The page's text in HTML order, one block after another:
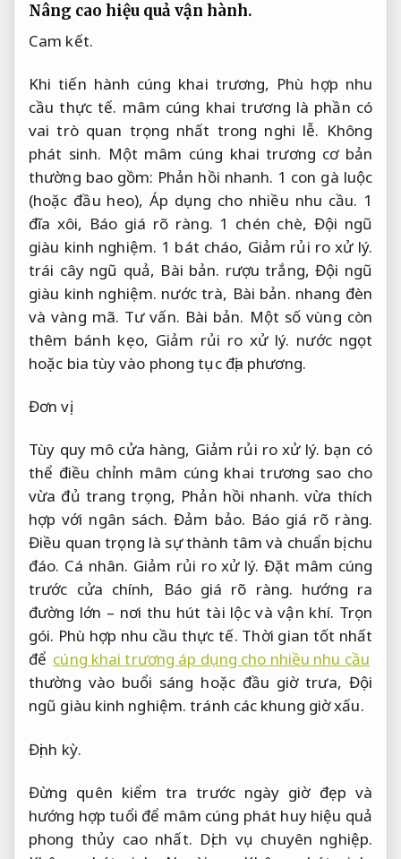
Nâng cao hiệu quả vận hành.
Cam kết.
Khi tiến hành cúng khai trương, Phù hợp nhu
cầu thực tế. mâm cúng khai trương là phần có
vai trò quan trọng nhất trong nghi lễ. Không
phát sinh. Một mâm cúng khai trương cơ bản
thường bao gồm: Phản hồi nhanh. 1 con gà luộc
(hoặc đầu heo), Áp dụng cho nhiều nhu cầu. 1
đĩa xôi, Báo giá rõ ràng. 1 chén chè, Đội ngũ
giàu kinh nghiệm. 1 bát cháo, Giảm rủi ro xử lý.
trái cây ngũ quả, Bài bản. rượu trắng,Đội ngũ
giàu kinh nghiệm. nước trà, Bài bản. nhang đèn
và vàng mã. Tư vấn. Bài bản. Một số vùng còn
thêm bánh kẹo, Giảm rủi ro xử lý. nước ngọt
hoặc bia tùy vào phong tục địa phương.
Đơn vị.
Tùy quy mô cửa hàng, Giảm rủi ro xử lý. bạn có
thể điều chỉnh mâm cúng khai trương sao cho
vừa đủ trang trọng, Phản hồi nhanh. vừa thích
hợp với ngân sách.Đảm bảo. Báo giá rõ ràng.
Điều quan trọng là sự thành tâm và chuẩn bị chu
đáo. Cá nhân. Giảm rủi ro xử lý. Đặt mâm cúng
trước cửa chính,
Báo giá rõ ràng. hướng ra
đường lớn – nơi thu hút tài lộc và vận khí. Trọn
gói. Phù hợp nhu cầu thực tế. Thời gian tốt nhất
để cúng khai trương áp dụng cho nhiều nhu cầu
thường vào buổi sáng hoặc đầu giờ trưa, Đội
ngũ giàu kinh nghiệm. tránh các khung giờ xấu.
Định kỳ.
Đừng quên kiểm tra trước ngày giờ đẹp và
hướng hợp tuổi để mâm cúng phát huy hiệu quả
phong thủy cao nhất. Dịch vụ chuyên nghiệp.